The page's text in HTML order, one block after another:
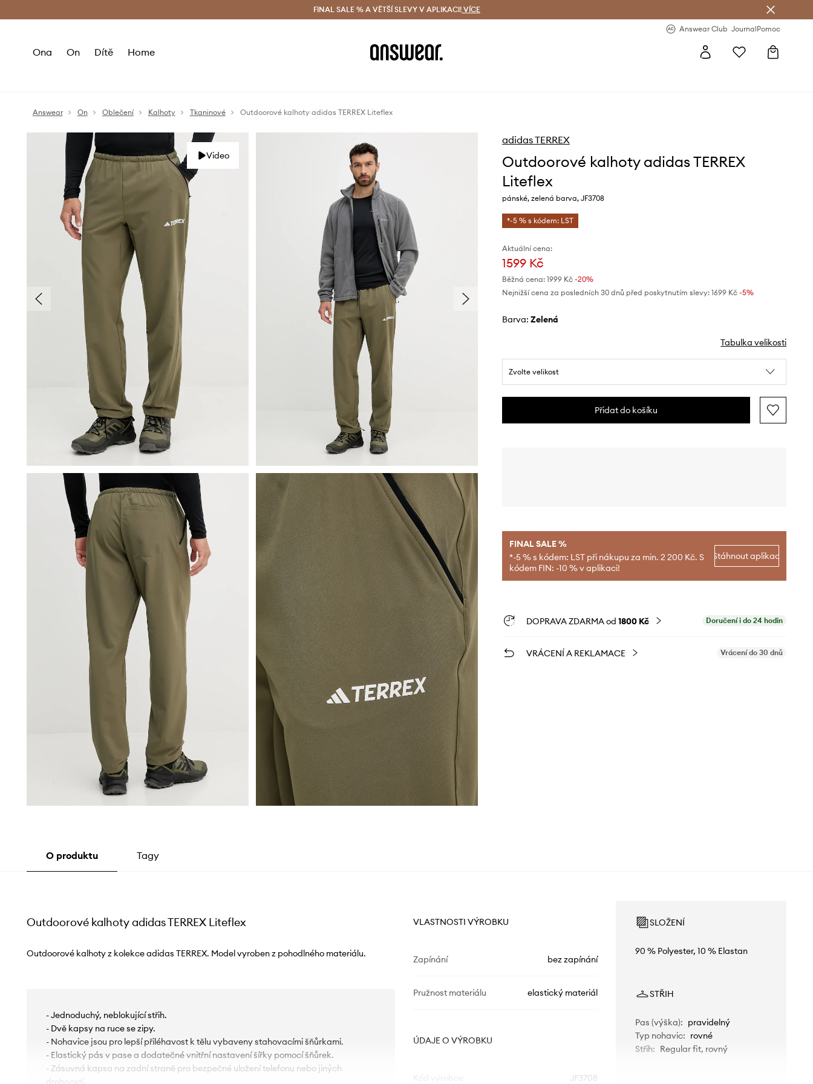
Doručení a vrácení zdarma (od 1800 Kč) Doručení i do 24 h
FINAL SALE % A VĚTŠÍ SLEVY V APLIKACI! VÍCE
Answear Club JournalPomoc
Ona On Dítě Home
Answear On Oblečení Kalhoty Tkaninové Outdoorové kalhoty adidas TERREX Liteflex
Video
adidas TERREX
Outdoorové kalhoty adidas TERREX
Liteflex
pánské, zelená barva, JF3708
*-5 % s kódem: LST
Aktuální cena:
1599 Kč
Běžná cena: 1999 Kč-20%
Nejnižší cena za posledních 30 dnů před poskytnutím slevy: 1699 Kč -5%
Barva: zelená
Tabulka velikosti
Zvolte velikost
Přidat do košíku
FINAL SALE %
*-5 % s kódem: LST při nákupu za min. 2 200 Kč. S
kódem FIN: -10 % v aplikaci!
Stáhnout aplikaci
DOPRAVA ZDARMA od 1800 Kč Doručení i do 24 hodin
VRÁCENÍ A REKLAMACE Vrácení do 30 dnů
O produktu Tagy
Outdoorové kalhoty adidas TERREX Liteflex
Outdoorové kalhoty z kolekce adidas TERREX. Model vyroben z pohodlného materiálu.
- Jednoduchý, neblokující střih.
- Dvě kapsy na ruce se zipy.
- Nohavice jsou pro lepší přiléhavost k tělu vybaveny stahovacími šňůrkami.
- Elastický pás v pase a dodatečné vnitřní nastavení šířky pomocí šňůrek.
- Zásuvná kapsa na zadní straně pro bezpečné uložení telefonu nebo jiných
drobností.
VLASTNOSTI VÝROBKU
Zapínání bez zapínání
Pružnost materiálu elastický materiál
ÚDAJE O VÝROBKU
JF3708
SLOŽENÍ
90 % Polyester, 10 % Elastan
STŘIH
Pas (výška): pravidelný
Typ nohavic: rovné
Střih: Regular fit, rovný